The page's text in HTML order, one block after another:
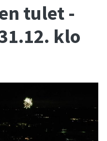
tulet -
klo